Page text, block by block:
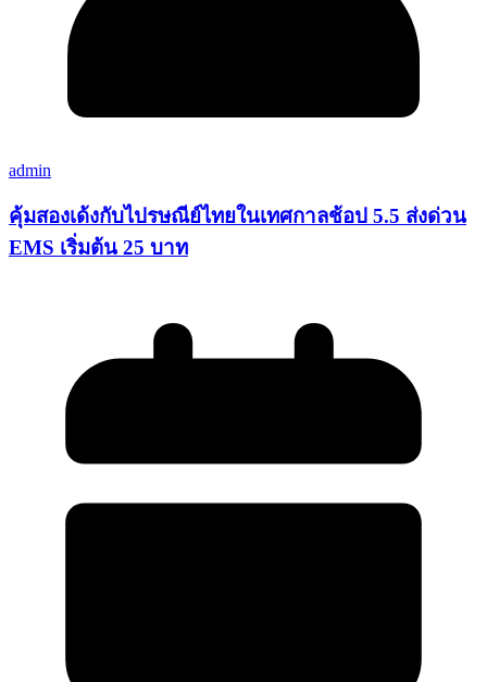
admin
คุ้มสองเด้งกับไปรษณีย์ไทยในเทศกาลช้อป 5.5 ส่งด่วน
EMS เริ่มต้น 25 บาท